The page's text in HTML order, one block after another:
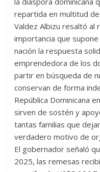
repartida en multitud
Valdez Albizu resaltó al
importancia que
nación la respuesta
emprendedora de los
partir en búsqueda de
conservan de forma
República Dominicana
sirven de sostén y
tantas familias que
verdadero motivo de
El gobernador señaló
2025, las remesas